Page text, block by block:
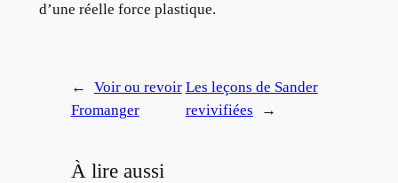
d’une réelle force plastique.
←
Voir ou revoir
Fromanger
Les leçons de Sander
revivifiées
→
À lire aussi